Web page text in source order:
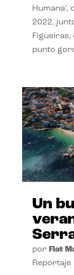
Humana’,
2022,
Figueiras,
punto
Un
por Flat
Reportaje